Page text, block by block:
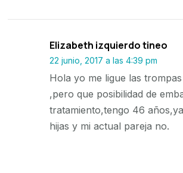
Elizabeth izquierdo tineo
22 junio, 2017 a las 4:39 pm
Hola yo me ligue las
,pero que posibilidad de
tratamiento,tengo 46
hijas y mi actual pareja no.